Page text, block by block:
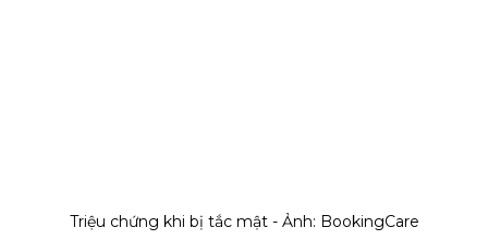
Triệu chứng khi bị tắc mật - Ảnh: BookingCare